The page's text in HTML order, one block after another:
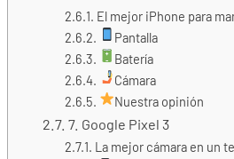
El mejor iPhone para
Pantalla
Batería
Cámara
Nuestra opinión
7. Google Pixel 3
La mejor cámara en un